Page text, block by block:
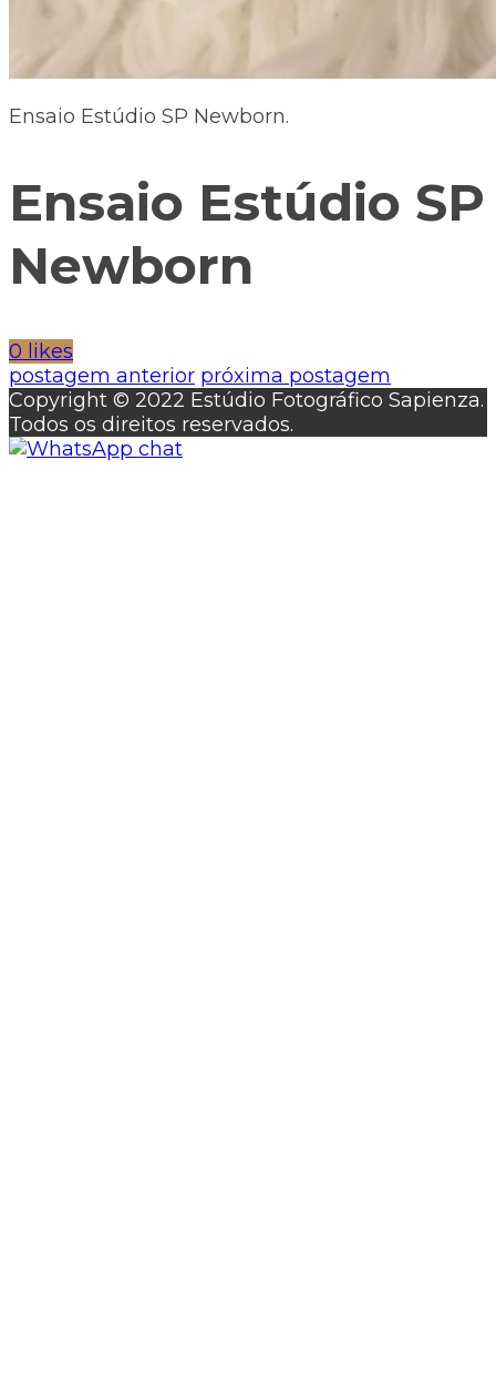
Ensaio Estúdio SP Newborn.
Ensaio Estúdio SP
Newborn
0 likes
postagem anterior próxima postagem
Copyright © 2022 Estúdio Fotográfico Sapienza.
Todos os direitos reservados.